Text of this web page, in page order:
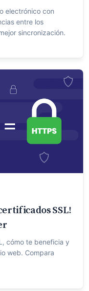
electrónico con
entre los
sincronización.
SSL!
cómo te beneficia y
web. Compara